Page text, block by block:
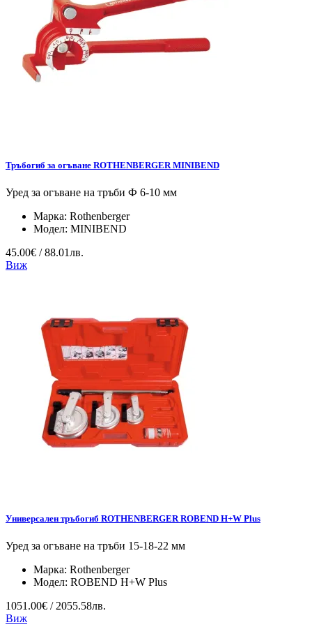
Тръбогиб за огъване ROTHENBERGER MINIBEND
Уред за огъване на тръби Ф 6-10 мм
Марка: Rothenberger
Модел: MINIBEND
45.00€ / 88.01лв.
Виж
Универсален тръбогиб ROTHENBERGER ROBEND H+W Plus
Уред за огъване на тръби 15-18-22 мм
Марка: Rothenberger
Модел: ROBEND H+W Plus
1051.00€ / 2055.58лв.
Виж